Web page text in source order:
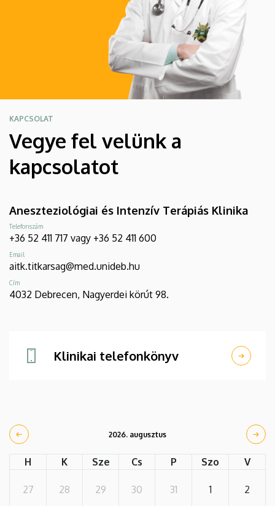
KAPCSOLAT
Vegye fel velünk a
kapcsolatot
Aneszteziológiai és Intenzív Terápiás Klinika
Telefonszám
+36 52 411 717 vagy +36 52 411 600
Email
aitk.titkarsag@med.unideb.hu
Cím
4032 Debrecen, Nagyerdei körút 98.
Klinikai telefonkönyv
2026. augusztus
H K Sze Cs P Szo V
27 28 29 30 31 1 2